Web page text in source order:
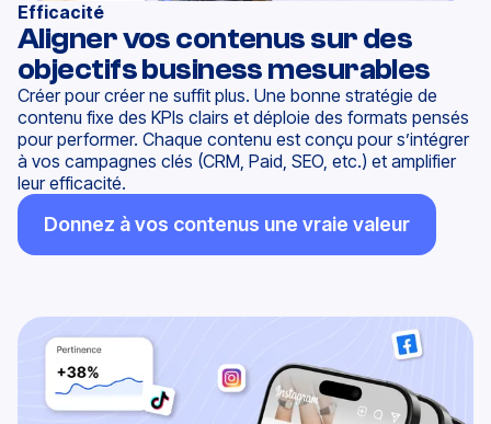
Efficacité
Aligner vos contenus sur des
objectifs business mesurables
Créer pour créer ne suffit plus. Une bonne stratégie de
contenu fixe des KPIs clairs et déploie des formats pensés
pour performer. Chaque contenu est conçu pour s’intégrer
à vos campagnes clés (CRM, Paid, SEO, etc.) et amplifier
leur efficacité.
Donnez à vos contenus une vraie valeur